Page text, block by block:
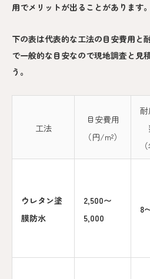
用でメリットが出ることがあります。
下の表は代表的な工法の目安費用と
で一般的な目安なので現地調査と見
う。
工法
目安費用
（円/m²）
ウレタン塗
膜防水
2,500〜
5,000
8